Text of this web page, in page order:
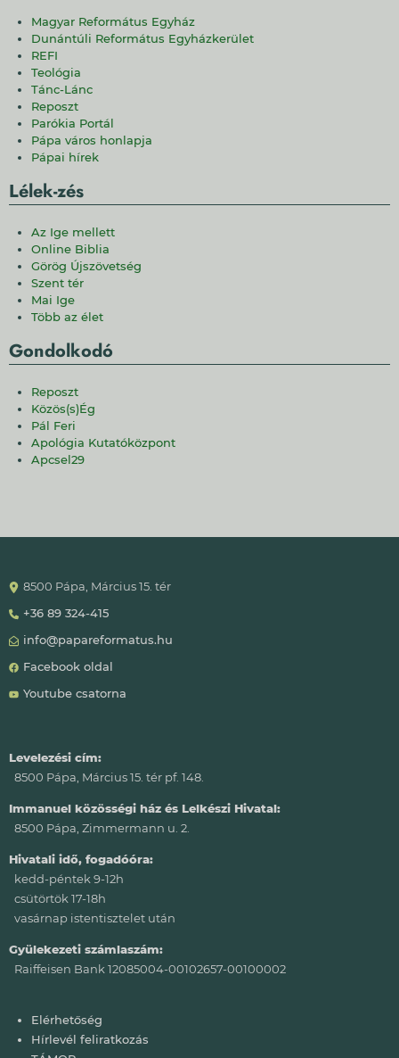
Magyar Református Egyház
Dunántúli Református Egyházkerület
REFI
Teológia
Tánc-Lánc
Reposzt
Parókia Portál
Pápa város honlapja
Pápai hírek
Lélek-zés
Az Ige mellett
Online Biblia
Görög Újszövetség
Szent tér
Mai Ige
Több az élet
Gondolkodó
Reposzt
Közös(s)Ég
Pál Feri
Apológia Kutatóközpont
Apcsel29
8500 Pápa, Március 15. tér
+36 89 324-415
info@papareformatus.hu
Facebook oldal
Youtube csatorna
Levelezési cím:
8500 Pápa, Március 15. tér pf. 148.
Immanuel közösségi ház és Lelkészi Hivatal:
8500 Pápa, Zimmermann u. 2.
Hivatali idő, fogadóóra:
kedd-péntek 9-12h
csütörtök 17-18h
vasárnap istentisztelet után
Gyülekezeti számlaszám:
Raiffeisen Bank 12085004-00102657-00100002
Lábléc
Elérhetőség
Hírlevél feliratkozás